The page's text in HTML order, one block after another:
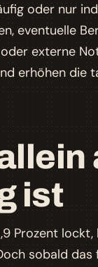
oder nur
eventuelle
externe
erhöhen die
ist
Prozent
sobald das